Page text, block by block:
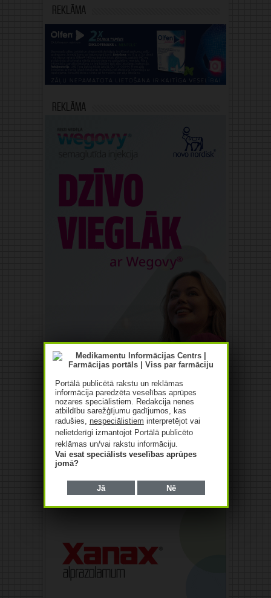
Reklāma
Reklāma
Portālā publicētā rakstu un reklāmas
informācija paredzēta veselības aprūpes
nozares speciālistiem. Redakcija nenes
atbildību sarežģījumu gadījumos, kas
radušies, nespeciālistiem interpretējot vai
nelietderīgi izmantojot Portālā publicēto
reklāmas un/vai rakstu informāciju.
Vai esat speciālists veselības aprūpes
jomā?
Jā Nē